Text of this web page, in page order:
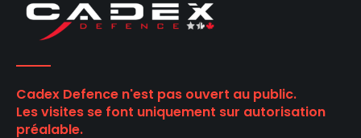
Cadex Defence n'est pas ouvert au public.
Les visites se font uniquement sur autorisation
préalable.